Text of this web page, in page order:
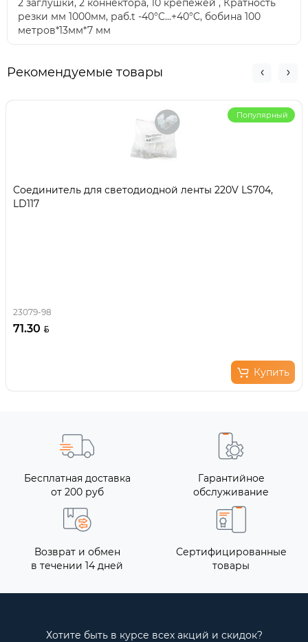
2 заглушки, 2 коннектора, 10 крепежей , Кратность
резки мм 1000мм, раб.t -40°C...+40°C, бобина 100
метров*13мм*7 мм
Рекомендуемые товары
Популярный
Соединитель для светодиодной ленты 220V LS704,
LD117
23079-98
71.30
Купить
Бесплатная доставка
от 200 руб
Гарантийное
обслуживание
Возврат и обмен
в течении 14 дней
Сертифицированные
товары
Хотите быть в курсе всех акций и скидок?